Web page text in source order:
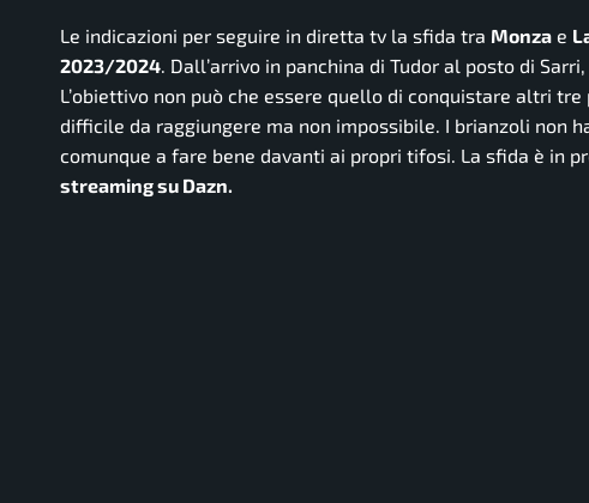
Le indicazioni per seguire in diretta tv la sfida tra Monza e
2023/2024 . Dall’arrivo in panchina di Tudor al posto di
L’obiettivo non può che essere quello di conquistare altri
difficile da raggiungere ma non impossibile. I brianzoli non
comunque a fare bene davanti ai propri tifosi. La sfida è in
streaming su Dazn.